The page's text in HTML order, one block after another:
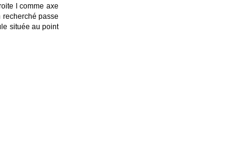
l comme axe
recherché passe
située au point